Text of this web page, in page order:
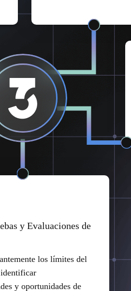
y Evaluaciones de
los límites del
y oportunidades de